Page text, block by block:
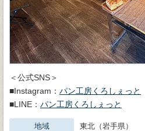
＜公式SNS＞
■Instagram： パン工房くろしぇっと
■LINE： パン工房くろしぇっと
地域 東北（岩手県）